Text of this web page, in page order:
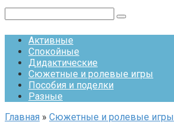
Активные
Спокойные
Дидактические
Сюжетные и ролевые игры
Пособия и поделки
Разные
Главная » Сюжетные и ролевые игры